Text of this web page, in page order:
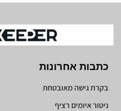
כתבות אחרונות
בקרת גישה מאובטחת
ניטור איומים רציף